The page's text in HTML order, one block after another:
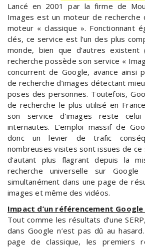
Lancé en 2001 par la firme de
Images est un moteur de recherche
moteur « classique ». Fonctionnant
clés, ce service est l’un des plus
monde, bien que d’autres existent
recherche possède son service «
concurrent de Google, avance ainsi
de recherche d’images détectant
poses des personnes. Toutefois,
de recherche le plus utilisé en
son service d’images reste
internautes. L’emploi massif de
donc un levier de trafic
nombreuses visites sont issues de ce
d’autant plus flagrant depuis la
recherche universelle sur
simultanément dans une page de
images et même des vidéos.
Impact d’un référencement Google
Tout comme les résultats d’une
dans Google n’est pas dû au
page de classique, les premiers